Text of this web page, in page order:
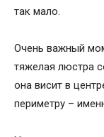
так мало.
Очень важный
тяжелая люстра
она висит в
периметру –